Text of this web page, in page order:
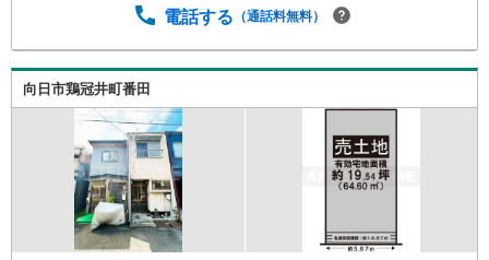
電話する （通話料無料）
向日市鶏冠井町番田